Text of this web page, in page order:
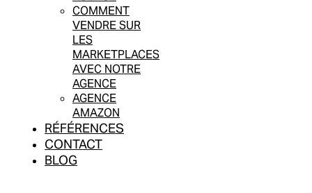
COMMENT
VENDRE SUR
LES
MARKETPLACES
AVEC NOTRE
AGENCE
AGENCE
AMAZON
RÉFÉRENCES
CONTACT
BLOG